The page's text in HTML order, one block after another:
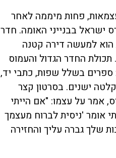
פחות מיממה לאחר
ישראל בבנייני האומה. חדר
למעשה דירה קטנה
החדר הגדול והעמוס
ספרים בשלל שפות, כתבי יד,
ישנים. בסרטון קצר
אמר על עצמו: "אם הייתי
אומר 'ניסית לברוח מעצמך
שלך גברה עליך והחזירה